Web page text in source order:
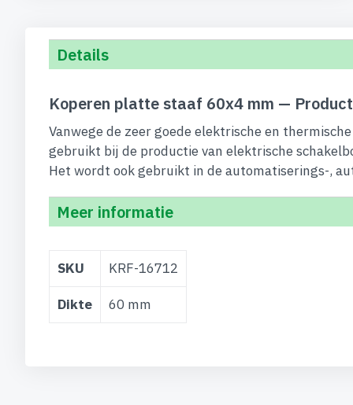
de
afbeeldingen-
Details
Koperen platte staaf 60x4 mm —
Vanwege de zeer goede elektrische en
gebruikt bij de productie van elektrische
Het wordt ook gebruikt in de automatiserings-,
Meer informatie
informatie
SKU KRF-16712
Dikte 60 mm